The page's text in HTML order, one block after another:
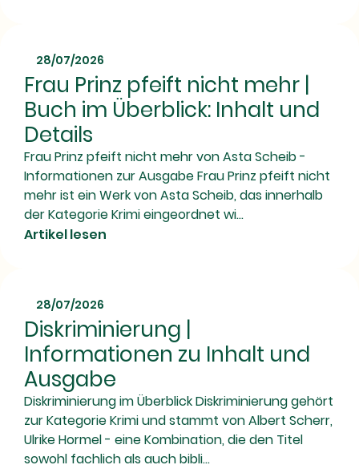
28/07/2026
Frau Prinz pfeift nicht mehr |
Buch im Überblick: Inhalt und
Details
Frau Prinz pfeift nicht mehr von Asta Scheib -
Informationen zur Ausgabe Frau Prinz pfeift nicht
mehr ist ein Werk von Asta Scheib, das innerhalb
der Kategorie Krimi eingeordnet wi...
Artikel lesen
28/07/2026
Diskriminierung |
Informationen zu Inhalt und
Ausgabe
Diskriminierung im Überblick Diskriminierung gehört
zur Kategorie Krimi und stammt von Albert Scherr,
Ulrike Hormel - eine Kombination, die den Titel
sowohl fachlich als auch bibli...